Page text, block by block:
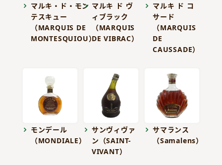
マルキ・ド・モン
テスキュー
（MARQUIS DE
MONTESQUIOU）
マルキ ド ヴ
ィブラック
（MARQUIS
DE VIBRAC）
マルキ ド コ
サード
（MARQUIS
DE
CAUSSADE）
モンデール
（MONDIALE）
サンヴィヴァ
ン（SAINT-
VIVANT）
サマランス
（Samalens）